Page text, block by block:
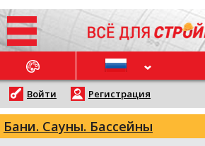
НОВОСТИ
Войти Регистрация
Бани. Сауны. Бассейны